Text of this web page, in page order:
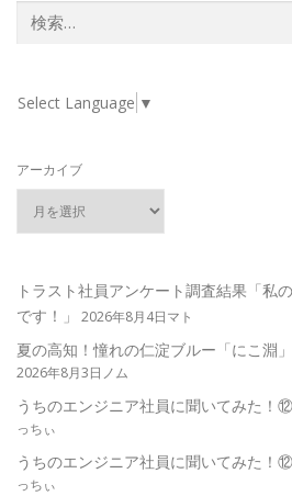
索:
Select Language ▼
アーカイブ
トラスト社員アンケート調査結果「私
です！」
2026年8月4日マト
夏の高知！憧れの仁淀ブルー「にこ淵
2026年8月3日ノム
うちのエンジニア社員に聞いてみた！⑫
っちぃ
うちのエンジニア社員に聞いてみた！⑫
っちぃ